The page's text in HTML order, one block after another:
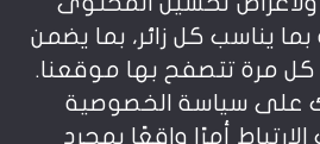
يناسب كل زائر، بما يضمن
كل مرة تتصفح بها موقعنا.
على سياسة الخصوصية
أمرًا واقعًا بمجرد